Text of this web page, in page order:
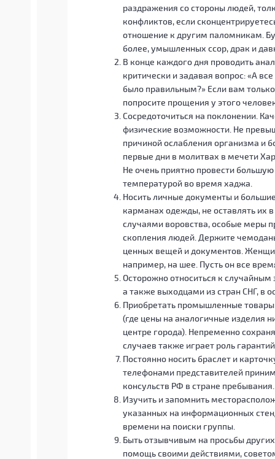
раздражения со стороны людей,
конфликтов, если
отношение к другим паломникам.
более, умышленных ссор, драк и
В конце каждого дня проводить
критически и задавая вопрос: «А
было правильным?» Если вам
попросите прощения у этого
Сосредоточиться на поклонении.
физические возможности. Не
причиной ослабления организма и
первые дни в молитвах в мечети
Не очень приятно провести
температурой во время хаджа.
Носить личные документы и
карманах одежды, не оставлять их
случаями воровства, особые меры
скопления людей. Держите
ценных вещей и документов.
например, на шее. Пусть он все
Осторожно относиться к
а также выходцами из стран СНГ, в
Приобретать промышленные
(где цены на аналогичные изделия
центре города). Непременно
случаев также играет роль
Постоянно носить браслет и
телефонами представителей
консульств РФ в стране
Изучить и запомнить
указанных на информационных
времени на поиски группы.
Быть отзывчивым на просьбы
помощь своими действиями,